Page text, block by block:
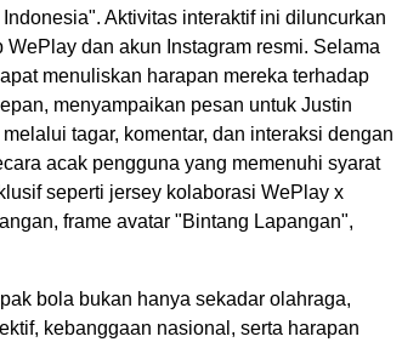
Aktivitas interaktif ini diluncurkan
dan akun Instagram resmi. Selama
menuliskan harapan mereka terhadap
menyampaikan pesan untuk Justin
tagar, komentar, dan interaksi dengan
acak pengguna yang memenuhi syarat
seperti jersey kolaborasi WePlay x
frame avatar "Bintang Lapangan",
bola bukan hanya sekadar olahraga,
kebanggaan nasional, serta harapan